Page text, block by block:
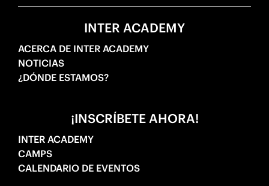
INTER ACADEMY
ACERCA DE INTER ACADEMY
NOTICIAS
¿DÓNDE ESTAMOS?
¡INSCRÍBETE AHORA!
INTER ACADEMY
CAMPS
CALENDARIO DE EVENTOS